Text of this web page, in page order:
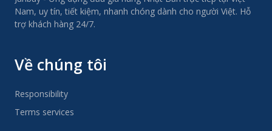
Nam, uy tín, tiết kiệm, nhanh chóng dành cho người Việt. Hỗ
trợ khách hàng 24/7.
Về chúng tôi
Responsibility
Terms services